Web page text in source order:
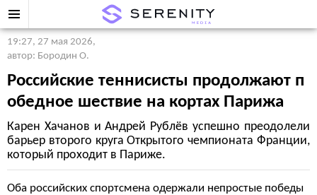
19:27, 27 мая 2026,
автор: Бородин О.
Российские теннисисты продолжают п
обедное шествие на кортах Парижа
Карен Хачанов и Андрей Рублёв успешно преодолели
барьер второго круга Открытого чемпионата Франции,
который проходит в Париже.
Оба российских спортсмена одержали непростые победы